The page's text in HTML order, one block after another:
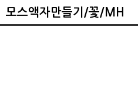
모스액자만들기/꽃/MH